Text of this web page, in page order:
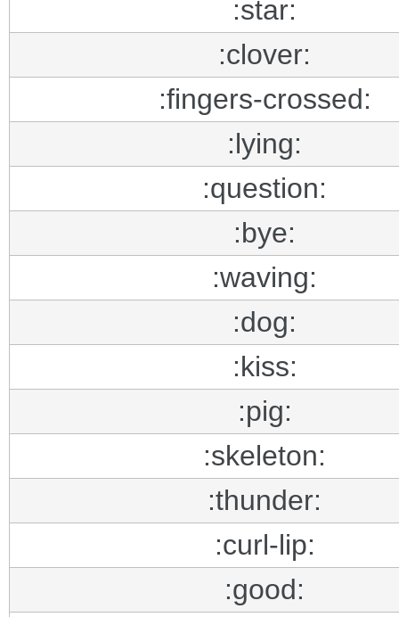
:star:
:clover:
:fingers-crossed:
:lying:
:question:
:bye:
:waving:
:dog:
:kiss:
:pig:
:skeleton:
:thunder:
:curl-lip:
:good: